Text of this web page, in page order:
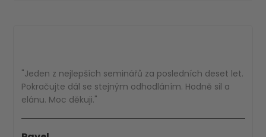
"Jeden z nejlepších seminářů za posledních deset let.
Pokračujte dál se stejným odhodláním. Hodně sil a
elánu. Moc děkuji."